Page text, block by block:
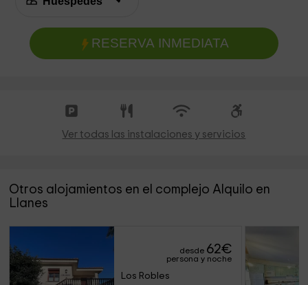
RESERVA INMEDIATA
Ver todas las instalaciones y servicios
Otros alojamientos en el complejo Alquilo en
Llanes
desde 62€
persona y noche
Los Robles